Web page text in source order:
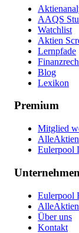
AAQS
Watchlist
Aktien
Lernpfade
Blog
Lexikon
Premium
Mitglied
Eulerpool
Unternehmen
Eulerpool
Über uns
Kontakt